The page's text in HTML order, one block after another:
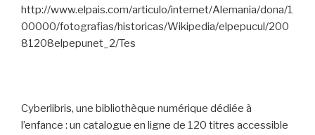
http://www.elpais.com/articulo/internet/Alemania/dona/1
00000/fotografias/historicas/Wikipedia/elpepucul/200
81208elpepunet_2/Tes
Cyberlibris, une bibliothèque numérique dédiée à
l’enfance : un catalogue en ligne de 120 titres accessible